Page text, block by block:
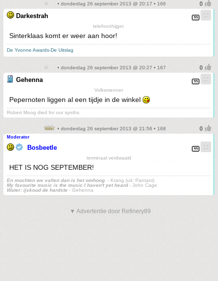
• donderdag 26 september 2013 @ 20:17 • 166
Darkestrah
telefoonhijger.
Sinterklaas komt er weer aan hoor!
De Yvonne Awards-De Uitslag
• donderdag 26 september 2013 @ 20:27 • 167
Gehenna
Volksmenner
Pepernoten liggen al een tijdje in de winkel
Robert Moog died for our synths
• donderdag 26 september 2013 @ 21:56 • 168
Moderator
Bosbeetle
terminaal verdwaald
HET IS NOG SEPTEMBER!
En mochten we vallen dan is het omhoog. - Krang (uit: Pantani)
My favourite music is the music I haven't yet heard - John Cage
Water: ijskoud de hardste - Gehenna
▼ Advertentie door Refinery89